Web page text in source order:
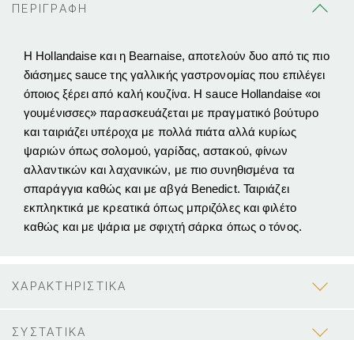
ΠΕΡΙΓΡΑΦΗ
Η Hollandaise και η Bearnaise, αποτελούν δυο από τις πιο
διάσημες sauce της γαλλικής γαστρονομίας που επιλέγει
όποιος ξέρει από καλή κουζίνα. H sauce Hollandaise «οι
γουμένισσες» παρασκευάζεται με πραγματικό βούτυρο
και ταιριάζει υπέροχα με πολλά πιάτα αλλά κυρίως
ψαριών όπως σολομού, γαρίδας, αστακού, φίνων
αλλαντικών και λαχανικών, με πιο συνηθισμένα τα
σπαράγγια καθώς και με αβγά Benedict. Ταιριάζει
εκπληκτικά με κρεατικά όπως μπριζόλες και φιλέτο
καθώς και με ψάρια με σφιχτή σάρκα όπως ο τόνος.
ΧΑΡΑΚΤΗΡΙΣΤΙΚΑ
ΣΥΣΤΑΤΙΚΑ